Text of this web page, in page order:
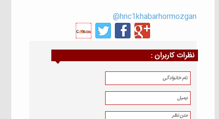
hnc1khabarhormozgan@
نظرات كاربران :